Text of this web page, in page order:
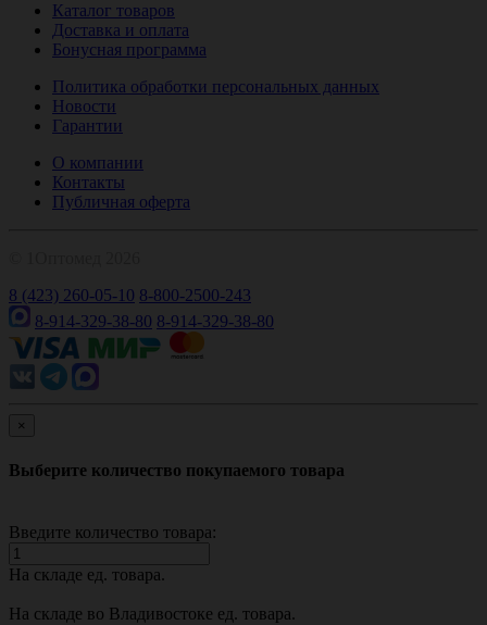
Каталог товаров
Доставка и оплата
Бонусная программа
Политика обработки персональных данных
Новости
Гарантии
О компании
Контакты
Публичная оферта
8 (423) 260-05-10 8-800-2500-243
8-914-329-38-80 8-914-329-38-80
×
Выберите количество покупаемого товара
Введите количество товара:
На складе ед. товара.
На складе во Владивостоке ед. товара.